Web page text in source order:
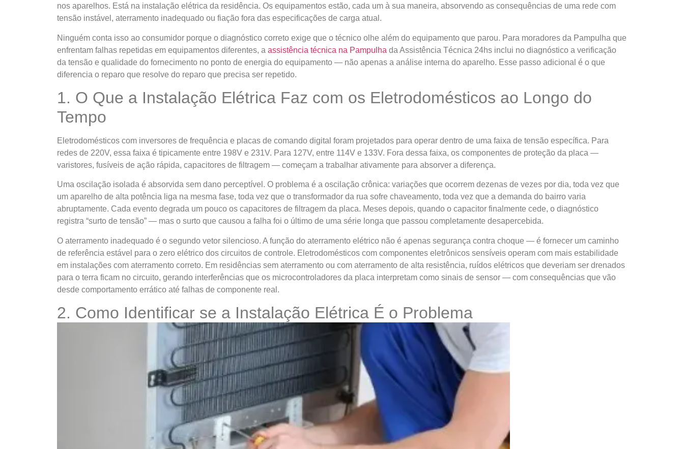
nos aparelhos. Está na instalação elétrica da residência. Os equipamentos estão, cada um à sua maneira, absorvendo as consequências de uma rede com
tensão instável, aterramento inadequado ou fiação fora das especificações de carga atual.
Ninguém conta isso ao consumidor porque o diagnóstico correto exige que o técnico olhe além do equipamento que parou. Para moradores da Pampulha que
enfrentam falhas repetidas em equipamentos diferentes, a assistência técnica na Pampulha da Assistência Técnica 24hs inclui no diagnóstico a verificação
da tensão e qualidade do fornecimento no ponto de energia do equipamento — não apenas a análise interna do aparelho. Esse passo adicional é o que
diferencia o reparo que resolve do reparo que precisa ser repetido.
1. O Que a Instalação Elétrica Faz com os Eletrodomésticos ao Longo do
Tempo
Eletrodomésticos com inversores de frequência e placas de comando digital foram projetados para operar dentro de uma faixa de tensão específica. Para
redes de 220V, essa faixa é tipicamente entre 198V e 231V. Para 127V, entre 114V e 133V. Fora dessa faixa, os componentes de proteção da placa —
varistores, fusíveis de ação rápida, capacitores de filtragem — começam a trabalhar ativamente para absorver a diferença.
Uma oscilação isolada é absorvida sem dano perceptível. O problema é a oscilação crônica: variações que ocorrem dezenas de vezes por dia, toda vez que
um aparelho de alta potência liga na mesma fase, toda vez que o transformador da rua sofre chaveamento, toda vez que a demanda do bairro varia
abruptamente. Cada evento degrada um pouco os capacitores de filtragem da placa. Meses depois, quando o capacitor finalmente cede, o diagnóstico
registra “surto de tensão” — mas o surto que causou a falha foi o último de uma série longa que passou completamente desapercebida.
O aterramento inadequado é o segundo vetor silencioso. A função do aterramento elétrico não é apenas segurança contra choque — é fornecer um caminho
de referência estável para o zero elétrico dos circuitos de controle. Eletrodomésticos com componentes eletrônicos sensíveis operam com mais estabilidade
em instalações com aterramento correto. Em residências sem aterramento ou com aterramento de alta resistência, ruídos elétricos que deveriam ser drenados
para o terra ficam no circuito, gerando interferências que os microcontroladores da placa interpretam como sinais de sensor — com consequências que vão
desde comportamento errático até falhas de componente real.
2. Como Identificar se a Instalação Elétrica É o Problema